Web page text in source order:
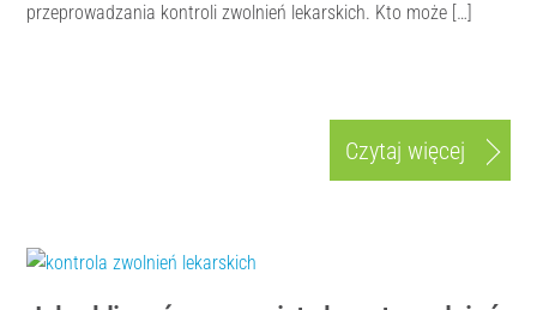
przeprowadzania kontroli zwolnień lekarskich. Kto może […]
Czytaj więcej